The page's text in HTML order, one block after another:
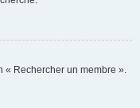
« Rechercher un membre ».